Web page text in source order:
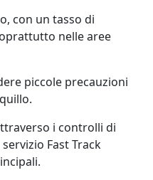
con un tasso di
nelle aree
piccole precauzioni
i controlli di
Fast Track